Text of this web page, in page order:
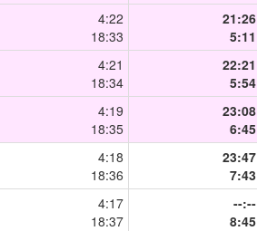
4:22
18:33
21:26
5:11
4:21
18:34
22:21
5:54
4:19
18:35
23:08
6:45
4:18
18:36
23:47
7:43
4:17
18:37
--:--
8:45